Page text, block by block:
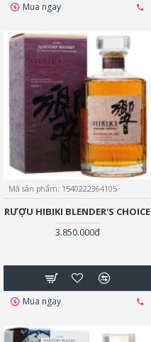
Mua ngay
Mã sản phẩm: 1540222364105
RƯỢU HIBIKI BLENDER'S CHOICE
3.850.000đ
Mua ngay